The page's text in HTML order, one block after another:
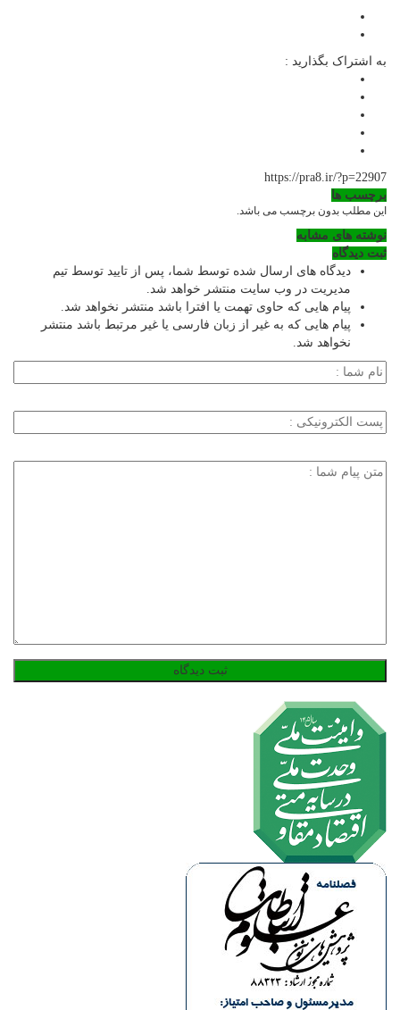
به اشتراک بگذارید :
https://pra8.ir/?p=22907
برچسب ها
این مطلب بدون برچسب می باشد.
نوشته های مشابه
ثبت دیدگاه
دیدگاه های ارسال شده توسط شما، پس از تایید توسط تیم
مدیریت در وب سایت منتشر خواهد شد.
پیام هایی که حاوی تهمت یا افترا باشد منتشر نخواهد شد.
پیام هایی که به غیر از زبان فارسی یا غیر مرتبط باشد منتشر
نخواهد شد.